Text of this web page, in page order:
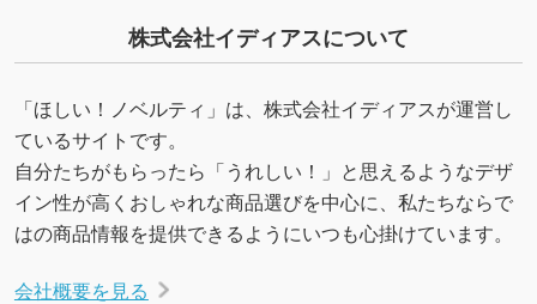
2025/04/10 来場プレゼントでもらったら嬉しい
事アップしました。
イベントや展示会で渡すことの多い来場プレゼン
ト。ビジネス向け・個人向けなど最適なアイテムの
選び方を、人気ランキングとともにわかりやすく解
説します。ノベルティコラム「ほしい!ノベルティラ
ボ」で公開中です。
株式会社イディアスについて
「ほしい！ノベルティ」は、株式会社イディアスが運営し
ているサイトです。
自分たちがもらったら「うれしい！」と思えるようなデザ
イン性が高くおしゃれな商品選びを中心に、私たちならで
はの商品情報を提供できるようにいつも心掛けています。
会社概要を見る